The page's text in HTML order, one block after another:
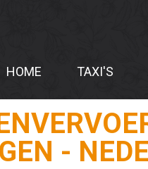
HOME TAXI'S
-